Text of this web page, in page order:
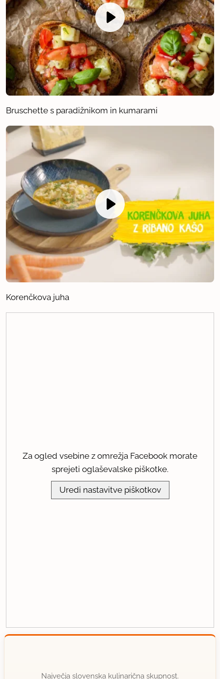
Bruschette s paradižnikom in kumarami
Korenčkova juha
Za ogled vsebine z omrežja Facebook morate
sprejeti oglaševalske piškotke.
Uredi nastavitve piškotkov
Največja slovenska kulinarična skupnost.